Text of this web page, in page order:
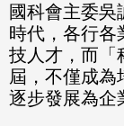
國科會主委吳
時代，各行各
技人才，而「
屆，不僅成為
逐步發展為企